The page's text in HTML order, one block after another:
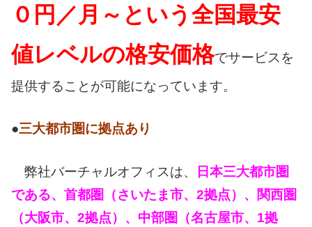
０円／月～という全国最安
値レベルの格安価格でサービスを
提供することが可能になっています。
●三大都市圏に拠点あり
弊社バーチャルオフィスは、
日本三大都市圏
である、首都圏（さいたま市、2拠点）、関西圏
（大阪市、2拠点）、中部圏（名古屋市、1拠